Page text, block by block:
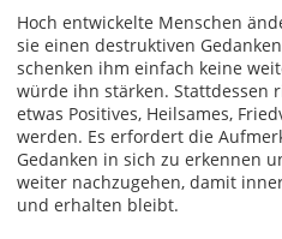
Hoch entwickelte Menschen
sie einen destruktiven
schenken ihm einfach keine
würde ihn stärken. Stattdessen
etwas Positives, Heilsames,
werden. Es erfordert die
Gedanken in sich zu erkennen
weiter nachzugehen, damit
und erhalten bleibt.